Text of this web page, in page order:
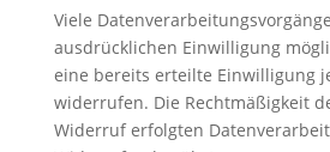
Viele
ausdrücklichen Einwilligung
eine bereits erteilte Einwilligung
widerrufen. Die Rechtmäßigkeit
Widerruf erfolgten